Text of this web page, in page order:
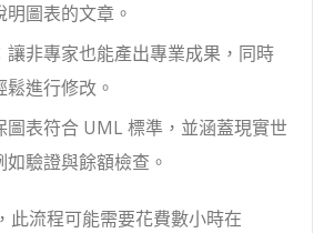
圖表的文章。
讓非專家也能產出專業成果，同時
進行修改。
圖表符合 UML 標準，並涵蓋現實世
驗證與餘額檢查。
此流程可能需要花費數小時在